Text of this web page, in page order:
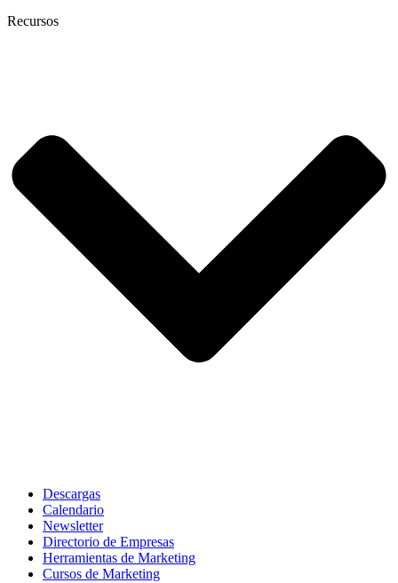
Recursos
Descargas
Calendario
Newsletter
Directorio de Empresas
Herramientas de Marketing
Cursos de Marketing